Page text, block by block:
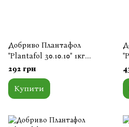
Добриво Плантафол
"Plantafol 30.10.10" 1кг.
Valagro
292 грн
Купити